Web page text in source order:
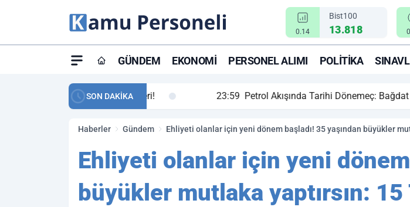
0.14
Bist100
13.818
GÜNDEM EKONOMI PERSONEL ALIMI POLITIKA
SON DAKİKA
maç özeti ve golleri! 23:59 Petrol Akışında Tarihi Dönemeç: Bağdat ve Erbil El
Haberler Gündem Ehliyeti olanlar için yeni dönem başladı! 35 yaşından büyükler
Ehliyeti olanlar için yeni dönem
büyükler mutlaka yaptırsın: